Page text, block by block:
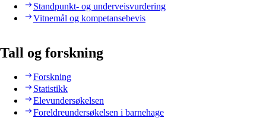
Standpunkt- og underveisvurdering
Vitnemål og kompetansebevis
Tall og forskning
Forskning
Statistikk
Elevundersøkelsen
Foreldreundersøkelsen i barnehage